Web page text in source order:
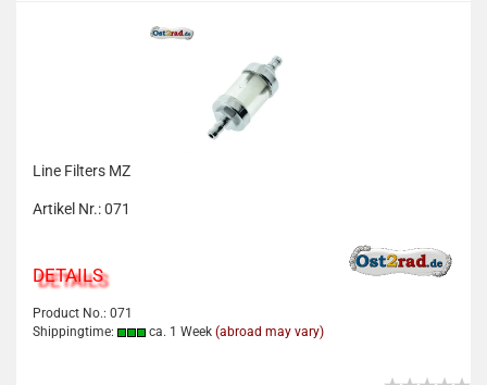
Line Filters MZ
Artikel Nr.: 071
DETAILS
Product No.: 071
Shippingtime:
ca. 1 Week (abroad may vary)